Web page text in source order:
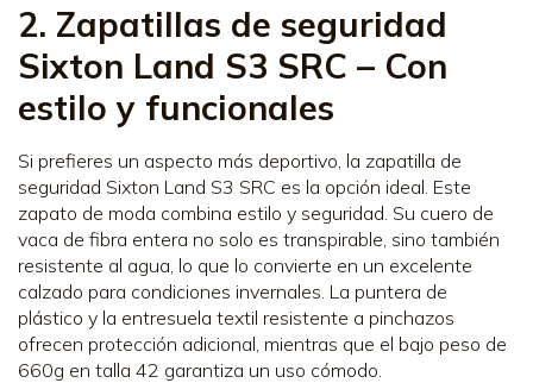
2. Zapatillas de seguridad
Sixton Land S3 SRC – Con
estilo y funcionales
Si prefieres un aspecto más deportivo, la zapatilla de
seguridad Sixton Land S3 SRC es la opción ideal. Este
zapato de moda combina estilo y seguridad. Su cuero de
vaca de fibra entera no solo es transpirable, sino también
resistente al agua, lo que lo convierte en un excelente
calzado para condiciones invernales. La puntera de
plástico y la entresuela textil resistente a pinchazos
ofrecen protección adicional, mientras que el bajo peso de
660g en talla 42 garantiza un uso cómodo.